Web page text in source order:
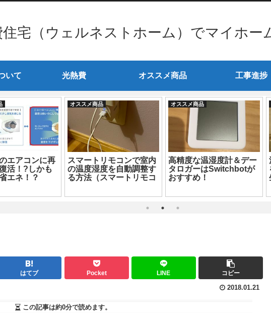
住宅（ウェルネストホーム）でマイホー
いて 光熱費 オススメ商品 工事進捗
エアコンに再
活！?しかも
エネ！？
オススメ商品
スマートリモコンで室内
の温度湿度を自動調整す
る方法（スマートリモコ
オススメ商品
高精度な温湿度計＆デー
タロガーはSwitchbotが
おすすめ！
はてブ Pocket LINE コピー
2018.01.21
この記事は約0分で読めます。